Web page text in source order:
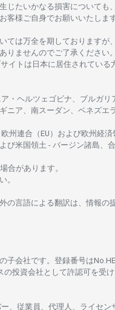
生じたいかなる損害についても、
お客様ご自身でお願いいたします
ては万全を期しておりますが、
りませんのでご了承ください。
イトは日本に 居住さ れている
・ ヘルツェゴビナ、ブルガリ
ニア、 南スーダン、ベネズエ
欧州連合 （EU） および欧州経済
よび米国領土 - バージン諸島、
場合があります。
い。
の言語に よる翻訳は、 情報の
子会社です。 登録番号は
の投資会社として許認可を受け
、従業員、代理人、ライセン